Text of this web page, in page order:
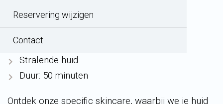
Reservering wijzigen
Contact
Huidgerichte behandeling
Alginaatmasker met diepgaande werking
Penseelmassage
Stralende huid
Duur: 50 minuten
Ontdek onze specific skincare, waarbij we je huid